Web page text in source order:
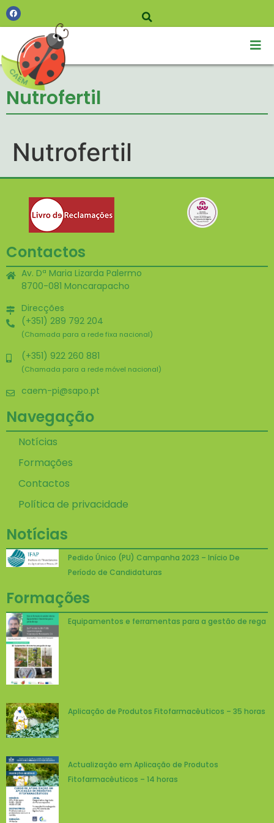
Nutrofertil
Nutrofertil
Contactos
Av. Dª Maria Lizarda Palermo
8700-081 Moncarapacho
Direcções
(+351) 289 792 204
(Chamada para a rede fixa nacional)
(+351) 922 260 881
(Chamada para a rede móvel nacional)
caem-pi@sapo.pt
Navegação
Notícias
Formações
Contactos
Política de privacidade
Notícias
Pedido Único (PU) Campanha 2023 – Início De
Período de Candidaturas
Formações
Equipamentos e ferramentas para a gestão de rega
Aplicação de Produtos Fitofarmacêuticos – 35 horas
Actualização em Aplicação de Produtos
Fitofarmacêuticos – 14 horas